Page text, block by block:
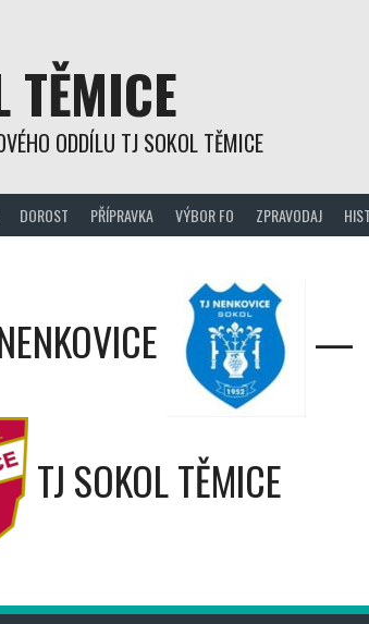
TĚMICE
ODDÍLU TJ SOKOL TĚMICE
DOROST PŘÍPRAVKA VÝBOR FO ZPRAVODAJ
—
TJ SOKOL TĚMICE